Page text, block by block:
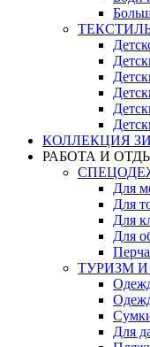
КОЛЛЕКЦИЯ
РАБОТА И
Для
Для
Для
Для
ТУРИЗМ
Для